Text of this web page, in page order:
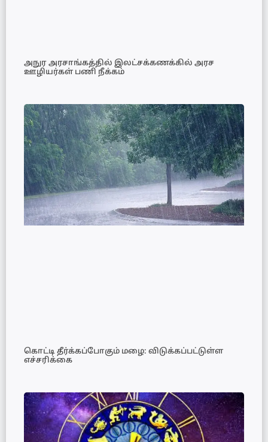
அநுர அரசாங்கத்தில் இலட்சக்கணக்கில் அரச
ஊழியர்கள் பணி நீக்கம்
கொட்டி தீர்க்கப்போகும் மழை: விடுக்கப்பட்டுள்ள
எச்சரிக்கை